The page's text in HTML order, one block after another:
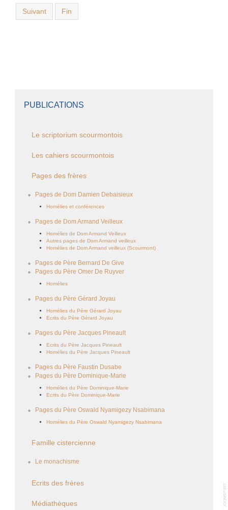
Suivant Fin
PUBLICATIONS
Le scriptorium scourmontois
Les cahiers scourmontois
Pages des frères
Pages de Dom Damien Debaisieux
Homélies et conférences
Pages de Dom Armand Veilleux
Homélies de Dom Armand Veilleux
Autres pages de Dom Armand veilleux
Homélies de Dom Armand veilleux (Scourmont)
Pages de Père Bernard De Give
Pages du Père Omer De Ruyver
Homélies
Pages du Père Gérard Joyau
Homélies du Père Gérard Joyau
Ecrits du Père Gérard Joyau
Pages du Père Jacques Pineault
Ecrits du Père Jacques Pineault
Homélies du Père Jacques Pineault
Pages du Père Faustin Dusabe
Pages du Père Dominique-Marie
Homélies du Père Dominique-Marie
Ecrits du Père Dominique-Marie
Pages du Père Oswald Nyamigezy Nsabimana
Homélies du Père Oswald Nyamigezy Nsabimana
Famille cistercienne
Le monachisme
Ecrits des frères
Médiathèques